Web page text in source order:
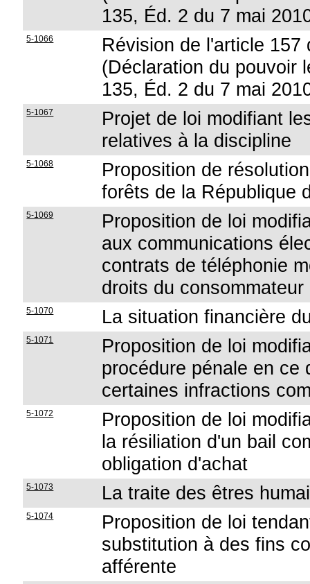
135, Éd. 2 du 7 mai
5-1066
Révision de l'article 157
(Déclaration du pouvoir
135, Éd. 2 du 7 mai
5-1067
Projet de loi modifiant
relatives à la discipline
5-1068
Proposition de
forêts de la République
5-1069
Proposition de loi
aux communications
contrats de téléphonie
droits du consommateur
5-1070 La situation financière
5-1071
Proposition de loi
procédure pénale en ce
certaines infractions
5-1072
Proposition de loi
la résiliation d'un bail
obligation d'achat
5-1073 La traite des êtres
5-1074
Proposition de loi
substitution à des fins
afférente